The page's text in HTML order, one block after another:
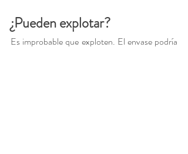
¿Pueden explotar?
Es improbable que exploten. El envase podría